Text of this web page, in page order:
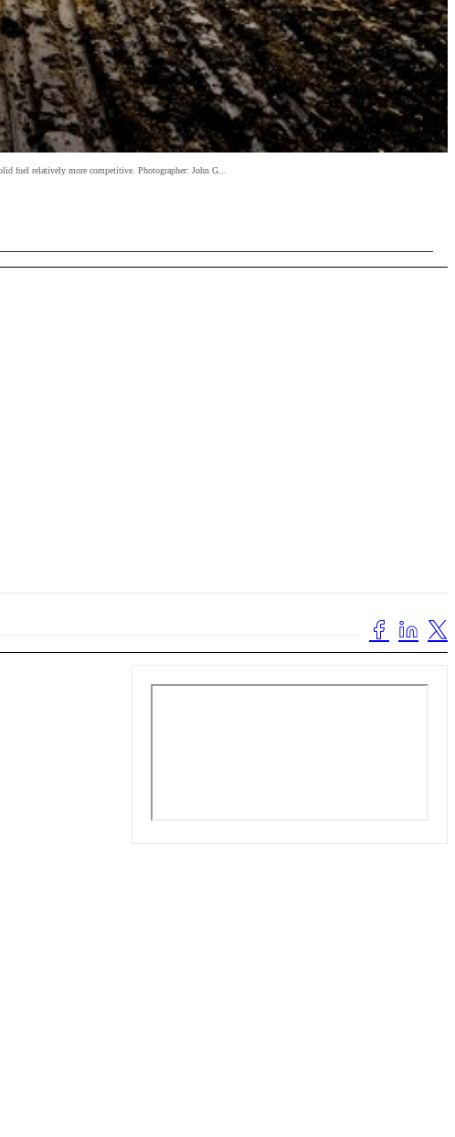
fuel relatively more competitive. Photographer: John G...